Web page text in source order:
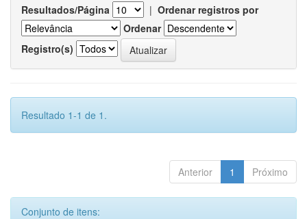
Resultados/Página | Ordenar registros por
Ordenar
Registro(s)
Resultado 1-1 de 1.
Anterior 1 Próximo
Conjunto de itens: